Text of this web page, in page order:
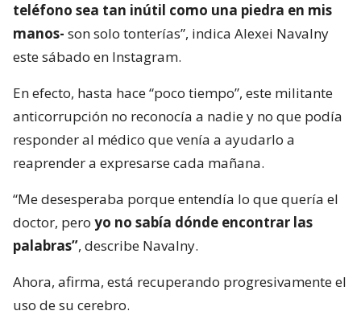
teléfono sea tan inútil como una piedra en mis
manos- son solo tonterías”, indica Alexei Navalny
este sábado en Instagram.
En efecto, hasta hace “poco tiempo”, este militante
anticorrupción no reconocía a nadie y no que podía
responder al médico que venía a ayudarlo a
reaprender a expresarse cada mañana.
“Me desesperaba porque entendía lo que quería el
doctor, pero yo no sabía dónde encontrar las
palabras”, describe Navalny.
Ahora, afirma, está recuperando progresivamente el
uso de su cerebro.